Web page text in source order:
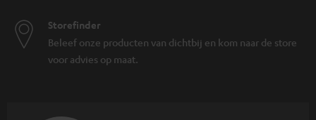
Storefinder
Beleef onze producten van dichtbij en kom naar de store
voor advies op maat.